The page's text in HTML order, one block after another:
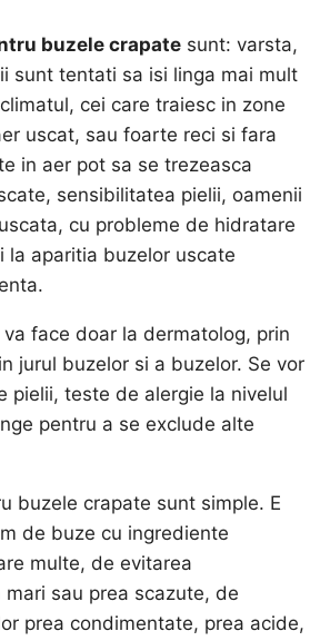
buzele crapatesunt: varsta,
sunt tentati sa isi linga mai mult
cei care traiesc in zone
uscat, sau foarte reci si fara
in aer pot sa se trezeasca
sensibilitatea pielii, oamenii
cu probleme de hidratare
la aparitia buzelor uscate
va face doar la dermatolog, prin
jurul buzelor si a buzelor. Se vor
pielii, teste de alergie la nivelul
pentru a se exclude alte
buzele crapate sunt simple. E
de buze cu ingrediente
multe, de evitarea
sau prea scazute, de
prea condimentate, prea acide,